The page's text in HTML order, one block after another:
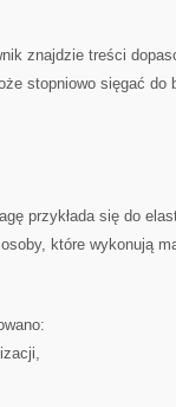
znajdzie treści
stopniowo sięgać do
przykłada się do
które wykonują